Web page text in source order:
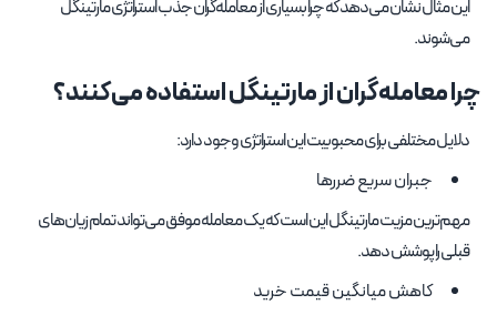
این مثال نشان می‌دهد که چرا بسیاری از معامله‌گران جذب استراتژی مارتینگل
می‌شوند.
چرا معامله‌گران از مارتینگل استفاده می‌کنند؟
دلایل مختلفی برای محبوبیت این استراتژی وجود دارد:
جبران سریع ضررها
مهم‌ترین مزیت مارتینگل این است که یک معامله موفق می‌تواند تمام زیان‌های
قبلی را پوشش دهد.
کاهش میانگین قیمت خرید